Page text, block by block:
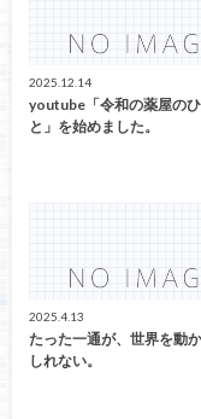
2025.12.14
youtube「令和の薬屋の
と」を始めました。
2025.4.13
たった一通が、世界を動
しれない。